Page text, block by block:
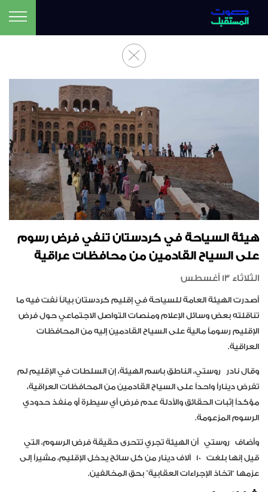
هيئة السياحة في كردستان تنفي فرض رسوم
على السياح القادمين من محافظات عراقية
الثلاثاء 13 أغسطس
أصدرت الهيئة العامة للسياحة في إقليم كردستان بياناً نفت فيه ما
تناقلته بعض وسائل الإعلام ومنصات التواصل الاجتماعي حول فرض
الإقليم رسوماً مالية على السياح القادمين إليه من المحافظات
العراقية.
وقال نادر روستي، الناطق باسم الهيئة، إن السلطات في الإقليم لم
تفرض ديناراً واحداً على السياح القادمين من المحافظات العراقية،
مؤكداً إثبات الحقائق والأدلة عدم فرض أي سيطرة أو منفذ حدودي
الرسوم المزعومة.
وأضاف روستي أن الهيئة تجري تتحرى حقيقة فرض الرسوم، التي
قيل إنها بلغت 10 آلاف دينار من كل سائح يدخل الإقليم، مشيراً إلى
عزمها “اتخاذ الإجراءات العقابية” بحق المخالفين.